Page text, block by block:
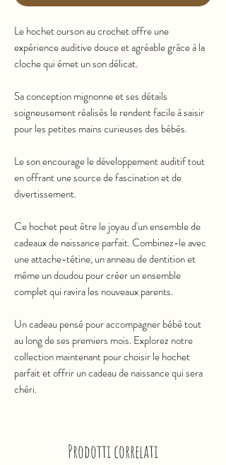
Le hochet ourson au crochet offre une
expérience auditive douce et agréable grâce à la
cloche qui émet un son délicat.
Sa conception mignonne et ses détails
soigneusement réalisés le rendent facile à saisir
pour les petites mains curieuses des bébés.
Le son encourage le développement auditif tout
en offrant une source de fascination et de
divertissement.
Ce hochet peut être le joyau d'un ensemble de
cadeaux de naissance parfait. Combinez-le avec
une attache-tétine, un anneau de dentition et
même un doudou pour créer un ensemble
complet qui ravira les nouveaux parents.
Un cadeau pensé pour accompagner bébé tout
au long de ses premiers mois. Explorez notre
collection maintenant pour choisir le hochet
parfait et offrir un cadeau de naissance qui sera
chéri.
Prodotti correlati